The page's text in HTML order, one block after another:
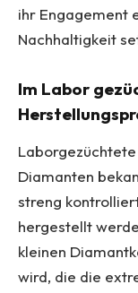
ihr Engagement
Nachhaltigkeit
Im Labor
Diamanten
streng
hergestellt
kleinen
wird, die die